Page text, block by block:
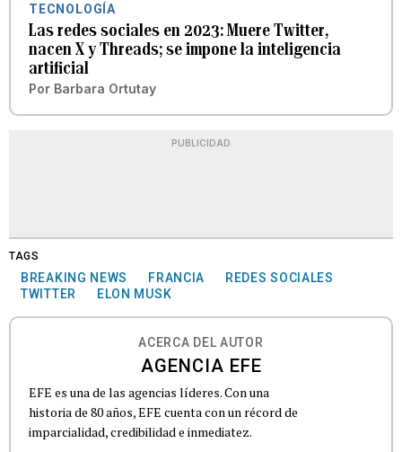
TECNOLOGÍA
Las redes sociales en 2023: Muere Twitter,
nacen X y Threads; se impone la inteligencia
artificial
Por Barbara Ortutay
PUBLICIDAD
TAGS
BREAKING NEWS FRANCIA
REDES SOCIALES
TWITTER
ELON MUSK
ACERCA DEL AUTOR
AGENCIA EFE
EFE es una de las agencias líderes. Con una
historia de 80 años, EFE cuenta con un récord de
imparcialidad, credibilidad e inmediatez.